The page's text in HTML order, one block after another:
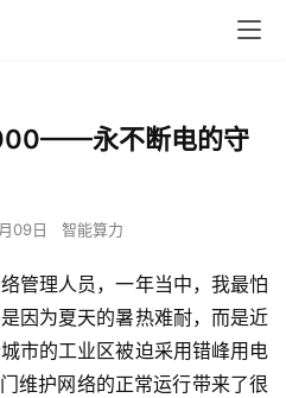
永不断电的守
09日 智能算力
管理人员，一年当中，我最怕
因为夏天的暑热难耐，而是近
市的工业区被迫采用错峰用电
维护网络的正常运行带来了很